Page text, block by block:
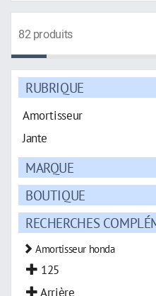
82 produits
RUBRIQUE
Amortisseur
Jante
MARQUE
BOUTIQUE
RECHERCHES
Amortisseur honda
125
Arrière